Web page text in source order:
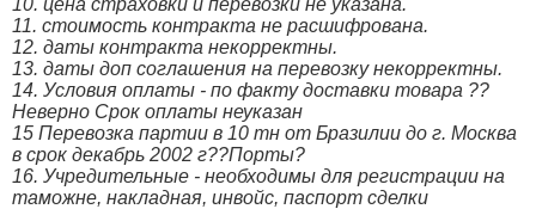
11. стоимость контракта не расшифрована.
12. даты контракта некорректны.
13. даты доп соглашения на перевозку некорректны.
14. Условия оплаты - по факту доставки товара ??
Неверно Срок оплаты неуказан
15 Перевозка партии в 10 тн от Бразилии до г. Москва
в срок декабрь 2002 г??Порты?
16. Учредительные - необходимы для регистрации на
таможне, накладная, инвойс, паспорт сделки